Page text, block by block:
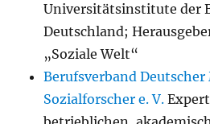
Universitätsinstitute der
Deutschland;
„Soziale Welt“
Berufsverband
Sozialforscher e. V.